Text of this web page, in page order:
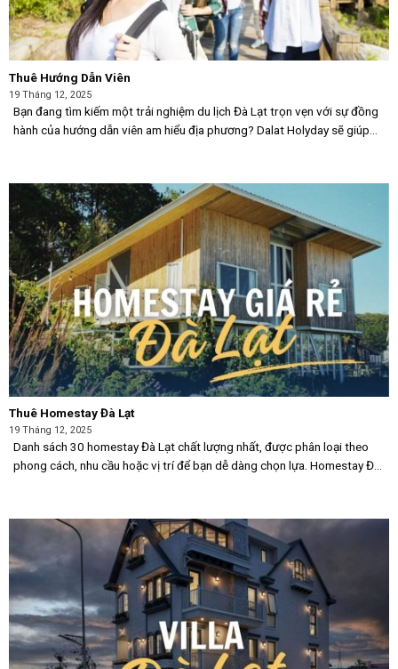
Thuê Hướng Dẫn Viên
19 Tháng 12, 2025
Bạn đang tìm kiếm một trải nghiệm du lịch Đà Lạt trọn vẹn với sự đồng
hành của hướng dẫn viên am hiểu địa phương? Dalat Holyday sẽ giúp
Thuê Homestay Đà Lạt
19 Tháng 12, 2025
Danh sách 30 homestay Đà Lạt chất lượng nhất, được phân loại theo
phong cách, nhu cầu hoặc vị trí để bạn dễ dàng chọn lựa. Homestay Đà